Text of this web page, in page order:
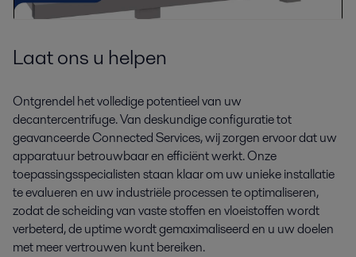
Laat ons u helpen
Ontgrendel het volledige potentieel van uw
decantercentrifuge. Van deskundige configuratie tot
geavanceerde Connected Services, wij zorgen ervoor dat uw
apparatuur betrouwbaar en efficiënt werkt. Onze
toepassingsspecialisten staan klaar om uw unieke installatie
te evalueren en uw industriële processen te optimaliseren,
zodat de scheiding van vaste stoffen en vloeistoffen wordt
verbeterd, de uptime wordt gemaximaliseerd en u uw doelen
met meer vertrouwen kunt bereiken.